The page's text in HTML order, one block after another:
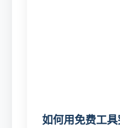
如何用免费工